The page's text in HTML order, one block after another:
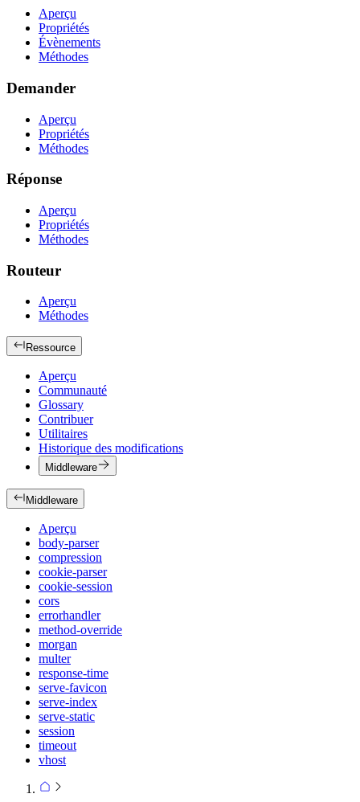
Aperçu
Propriétés
Évènements
Méthodes
Demander
Aperçu
Propriétés
Méthodes
Réponse
Aperçu
Propriétés
Méthodes
Routeur
Aperçu
Méthodes
Ressource
Aperçu
Communauté
Glossary
Contribuer
Utilitaires
Historique des modifications
Middleware
Middleware
Aperçu
body-parser
compression
cookie-parser
cookie-session
cors
errorhandler
method-override
morgan
multer
response-time
serve-favicon
serve-index
serve-static
session
timeout
vhost